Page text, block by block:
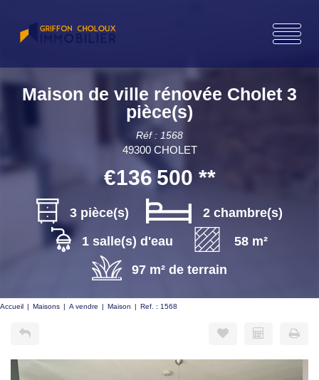
Maison de ville rénovée Cholet 3
pièce(s)
Réf : 1568
49300 CHOLET
€136 500 **
3 pièce(s)
2 chambre(s)
1 salle(s) d'eau
58 m²
97 m² de terrain
Accueil Maisons A vendre Maison Ref. : 1568